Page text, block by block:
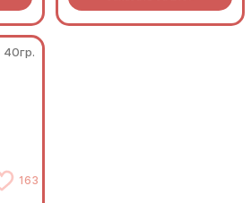
40гр.
163